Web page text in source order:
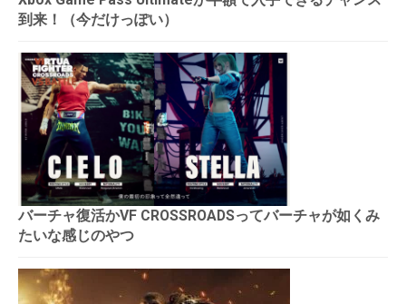
到来！（今だけっぽい）
バーチャ復活かVF CROSSROADSってバーチャが如くみ
たいな感じのやつ